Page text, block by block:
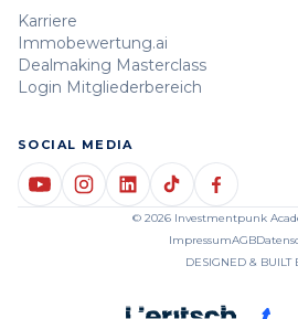
Karriere
Immobewertung.ai
Dealmaking Masterclass
Login Mitgliederbereich
SOCIAL MEDIA
© 2026 Investmentpunk
ImpressumAGB
DESIGNED & BUILT